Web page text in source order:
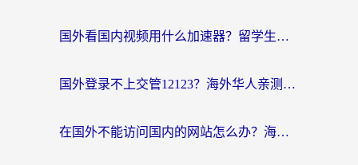
国外看国内视频用什么加速器？留学生和海外华人的实用指南
国外登录不上交管12123？海外华人亲测有效的回国加速器选择指南
在国外不能访问国内的网站怎么办？海外党必看的无缝回国上网指南